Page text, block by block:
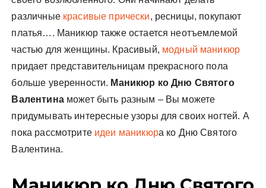
различные красивые прически, ресницы, покупают
платья…. Маникюртакже остается неотъемлемой
частью для женщины. Красивый, модный маникюр
придает представительницам прекрасного пола
больше уверенности. Маникюр ко Дню Святого
Валентинаможет быть разным – Вы можете
придумывать интересные узоры для своих ногтей. А
пока рассмотритеидеи маникюра ко Дню Святого
Валентина.